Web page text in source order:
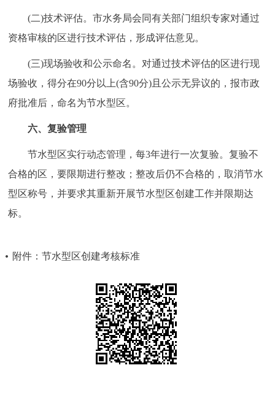
(二)技术评估。市水务局会同有关部门组织专家对通过
资格审核的区进行技术评估，形成评估意见。
(三)现场验收和公示命名。对通过技术评估的区进行现
场验收，得分在90分以上(含90分)且公示无异议的，报市政
府批准后，命名为节水型区。
六、复验管理
节水型区实行动态管理，每3年进行一次复验。复验不
合格的区，要限期进行整改；整改后仍不合格的，取消节水
型区称号，并要求其重新开展节水型区创建工作并限期达
标。
附件：节水型区创建考核标准